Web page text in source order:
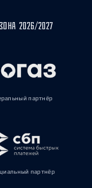
2026/2027
партнёр
партнёр